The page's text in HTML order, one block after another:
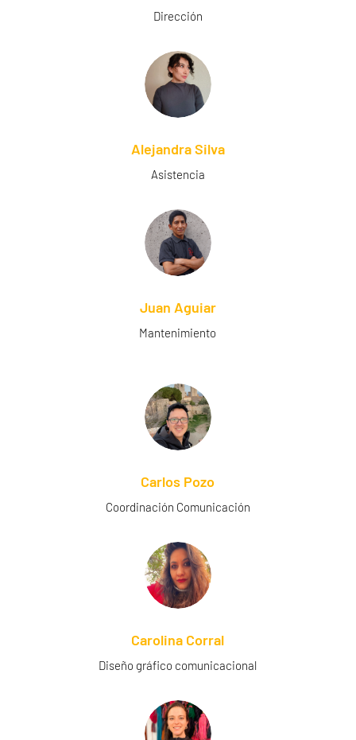
Dirección
Alejandra Silva
Asistencia
Juan Aguiar
Mantenimiento
Carlos Pozo
Coordinación Comunicación
Carolina Corral
Diseño gráfico comunicacional